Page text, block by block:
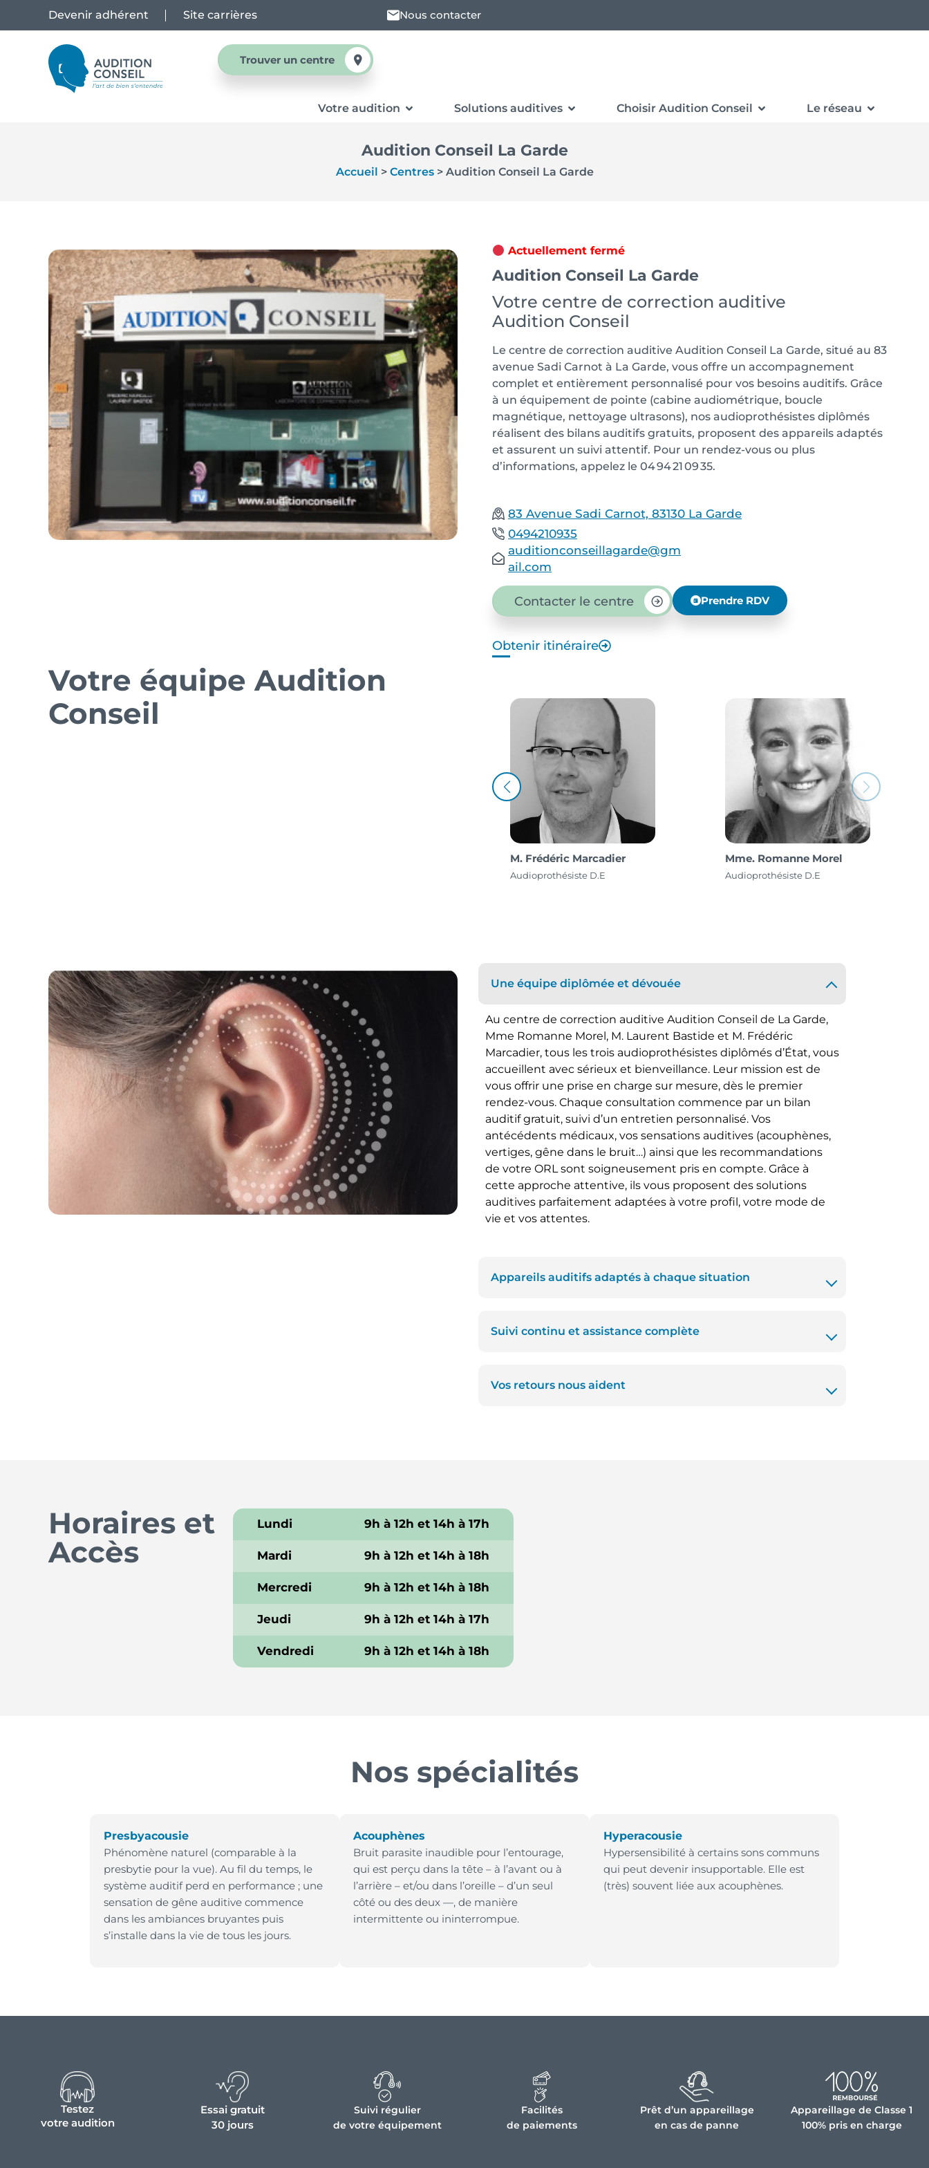
Devenir adhérent Site carrières Nous contacter
Trouver un centre
Votre audition Solutions auditives Choisir Audition Conseil Le réseau
Audition Conseil La Garde
Accueil > Centres> Audition Conseil La Garde
Actuellement fermé
Audition Conseil La Garde
Votre centre de correction auditive
Audition Conseil
Le centre de correction auditive Audition Conseil La Garde, situé au 83
avenue Sadi Carnot à La Garde, vous offre un accompagnement
complet et entièrement personnalisé pour vos besoins auditifs. Grâce
à un équipement de pointe (cabine audiométrique, boucle
magnétique, nettoyage ultrasons), nos audioprothésistes diplômés
réalisent des bilans auditifs gratuits, proposent des appareils adaptés
et assurent un suivi attentif. Pour un rendez-vous ou plus
d’informations, appelez le 04 94 21 09 35.
83 Avenue Sadi Carnot, 83130 La Garde
0494210935
auditionconseillagarde@gm
ail.com
Contacter le centre Prendre RDV
Obtenir itinéraire
Votre équipe Audition
Conseil
M. Laurent Bastide
Audioprothésiste D.E
M. Frédéric Marcadier
Audioprothésiste D.E
Une équipe diplômée et dévouée
Au centre de correction auditive Audition Conseil de La Garde,
Mme Romanne Morel, M. Laurent Bastide et M. Frédéric
Marcadier, tous les trois audioprothésistes diplômés d’État, vous
accueillent avec sérieux et bienveillance. Leur mission est de
vous offrir une prise en charge sur mesure, dès le premier
rendez-vous. Chaque consultation commence par un bilan
auditif gratuit, suivi d’un entretien personnalisé. Vos
antécédents médicaux, vos sensations auditives (acouphènes,
vertiges, gêne dans le bruit…) ainsi que les recommandations
de votre ORL sont soigneusement pris en compte. Grâce à
cette approche attentive, ils vous proposent des solutions
auditives parfaitement adaptées à votre profil, votre mode de
vie et vos attentes.
Appareils auditifs adaptés à chaque situation
Suivi continu et assistance complète
Vos retours nous aident
Horaires et
Accès
Lundi 9h à 12h et 14h à 17h
Mardi 9h à 12h et 14h à 18h
Mercredi 9h à 12h et 14h à 18h
Jeudi 9h à 12h et 14h à 17h
Vendredi 9h à 12h et 14h à 18h
Nos spécialités
Presbyacousie
Phénomène naturel (comparable à la
presbytie pour la vue). Au fil du temps, le
système auditif perd en performance ; une
sensation de gêne auditive commence
dans les ambiances bruyantes puis
s’installe dans la vie de tous les jours.
Acouphènes
Bruit parasite inaudible pour l’entourage,
qui est perçu dans la tête – à l’avant ou à
l’arrière – et/ou dans l’oreille – d’un seul
côté ou des deux —, de manière
intermittente ou ininterrompue.
Hyperacousie
Hypersensibilité à certains sons communs
qui peut devenir insupportable. Elle est
(très) souvent liée aux acouphènes.
Testez
votre audition
Essai gratuit
30 jours
Suivi régulier
de votre équipement
Facilités
de paiements
Prêt d’un appareillage
en cas de panne
Appareillage de Classe 1
100% pris en charge